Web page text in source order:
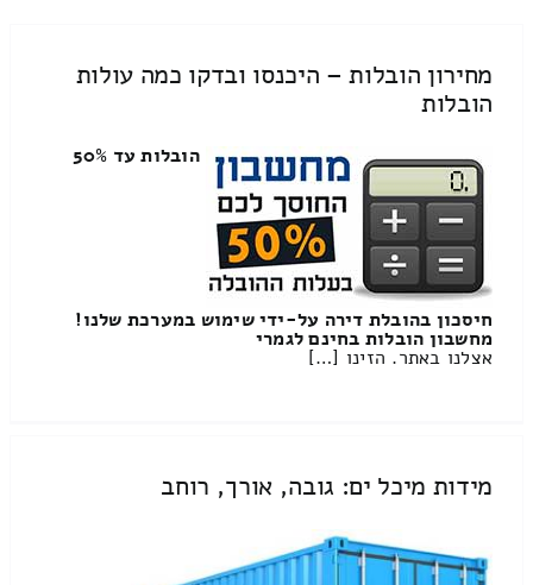
מחירון הובלות – היכנסו ובדקו כמה עולות
הובלות
הובלות עד 50%
חיסכון בהובלת דירה על-ידי שימוש במערכת שלנו!
מחשבון הובלות בחינם לגמרי
אצלנו באתר. הזינו […]
מידות מיכל ים: גובה, אורך, רוחב